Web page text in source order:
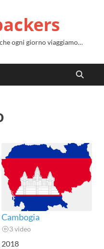
ogni giorno viaggiamo…
Cambogia
3 video
2018